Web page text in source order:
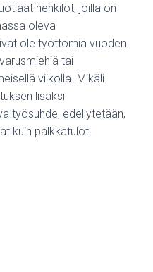
henkilöt, joilla on
oleva
ole työttömiä vuoden
tai
viikolla. Mikäli
lisäksi
työsuhde, edellytetään,
kuin palkkatulot.